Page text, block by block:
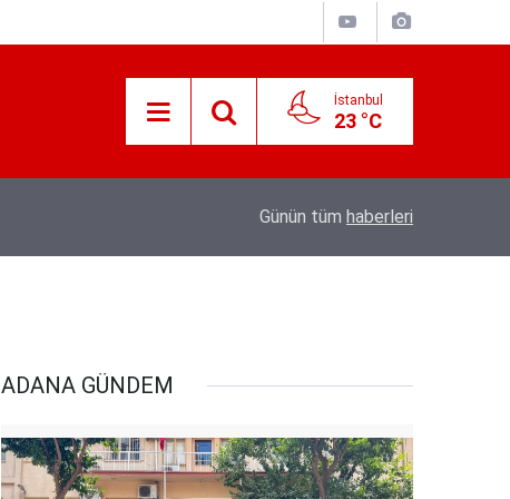
İstanbul
23 °C
Danişma Merkezini Ziyaret Etti
Günün tüm haberleri
ADANA GÜNDEM